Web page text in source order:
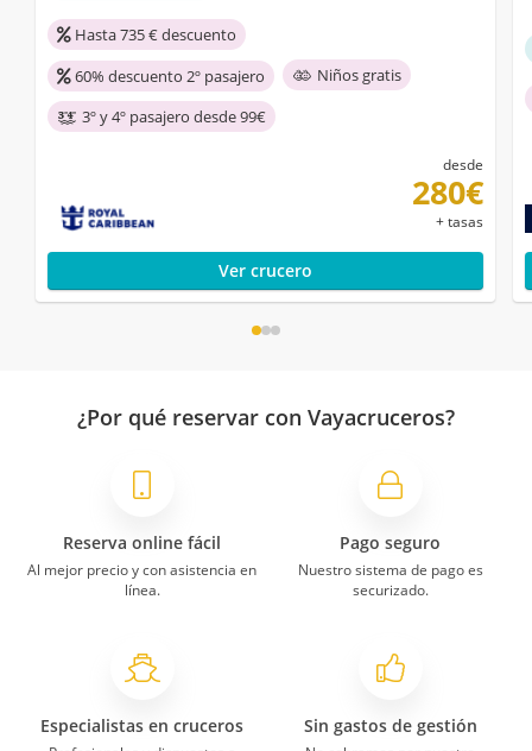
Hasta 735 € descuento
60% descuento 2º pasajero
Niños gratis
3º y 4º pasajero desde 99€
desde
280€
+ tasas
Ver crucero
¿Por qué reservar con Vayacruceros?
Reserva online fácil
Al mejor precio y con asistencia en
línea.
Pago seguro
Nuestro sistema de pago es
securizado.
Especialistas en cruceros Sin gastos de gestión